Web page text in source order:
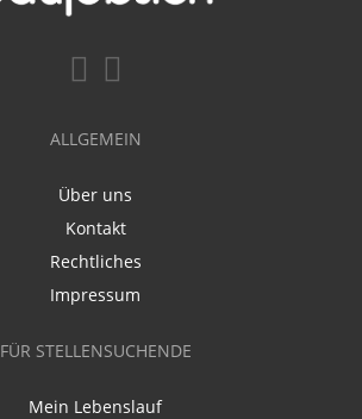
ALLGEMEIN
Über uns
Kontakt
Rechtliches
Impressum
FÜR STELLENSUCHENDE
Mein Lebenslauf